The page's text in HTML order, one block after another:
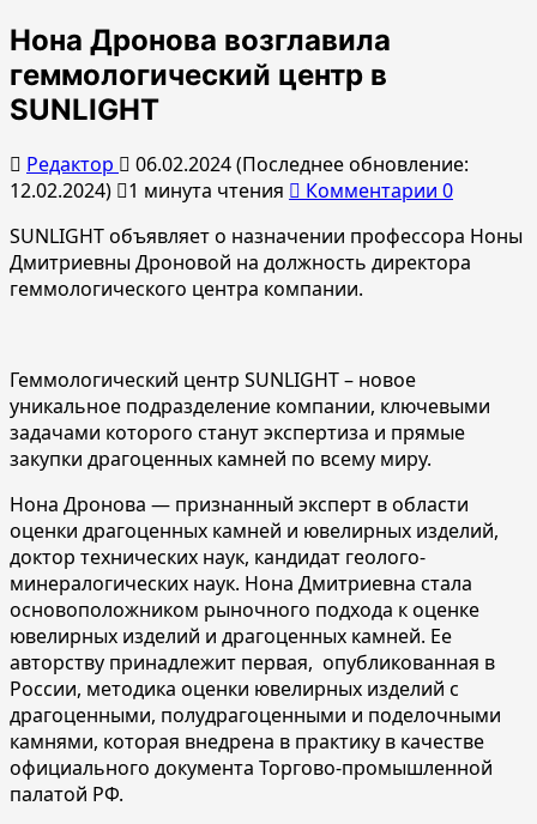
Нона Дронова возглавила
геммологический центр в
SUNLIGHT
Редактор
06.02.2024 (Последнее обновление:
12.02.2024)
1 минута чтения
Комментарии 0
SUNLIGHT объявляет о назначении профессора Ноны
Дмитриевны Дроновой на должность директора
геммологического центра компании.
Геммологический центр SUNLIGHT – новое
уникальное подразделение компании, ключевыми
задачами которого станут экспертиза и прямые
закупки драгоценных камней по всему миру.
Нона Дронова — признанный эксперт в области
оценки драгоценных камней и ювелирных изделий,
доктор технических наук, кандидат геолого-
минералогических наук. Нона Дмитриевна стала
основоположником рыночного подхода к оценке
ювелирных изделий и драгоценных камней. Ее
авторству принадлежит первая, опубликованная в
России, методика оценки ювелирных изделий с
драгоценными, полудрагоценными и поделочными
камнями, которая внедрена в практику в качестве
официального документа Торгово-промышленной
палатой РФ.